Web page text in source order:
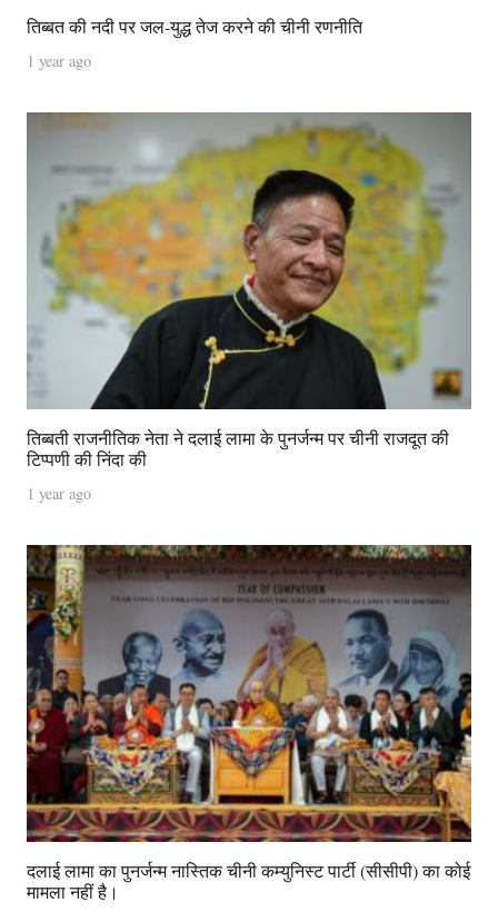
तिब्बत की नदी पर जल-युद्ध तेज करने की चीनी रणनीति
1 year ago
तिब्बती राजनीतिक नेता ने दलाई लामा के पुनर्जन्म पर चीनी राजदूत की
टिप्पणी की निंदा की
1 year ago
दलाई लामा का पुनर्जन्म नास्तिक चीनी कम्युनिस्ट पार्टी (सीसीपी) का कोई
मामला नहीं है।